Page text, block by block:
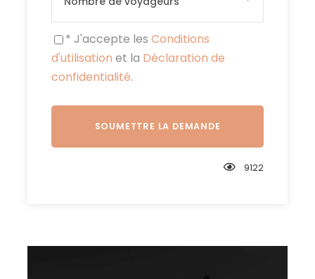
* J'accepte les Conditions
d'utilisation et la Déclaration de
confidentialité.
9122